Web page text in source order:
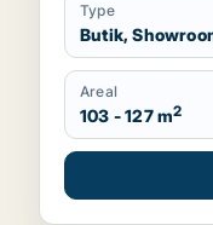
Type
Butik,
Areal
103 - 127 m2